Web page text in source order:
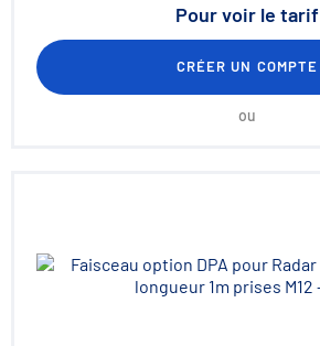
Pour voir le tarif
CRÉER UN COMPTE
ou